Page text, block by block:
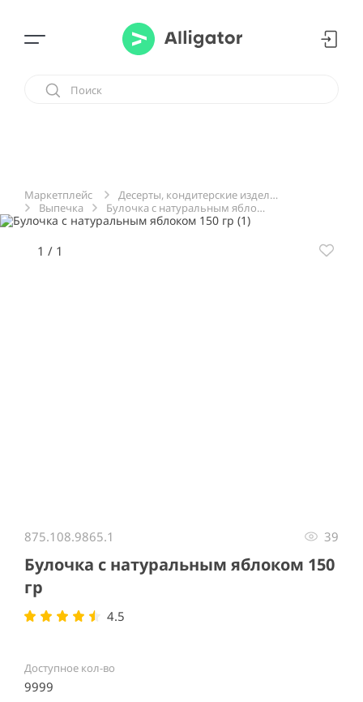
Маркетплейс
Десерты, кондитерские изделия, сладости
Выпечка
Булочка с натуральным яблоком 150 гр
1 / 1
875.108.9865.1 39
Булочка с натуральным яблоком 150
гр
4.5
Доступное кол-во
9999